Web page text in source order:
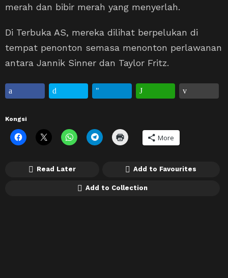
merah dan bibir merah yang menyerlah.
Di Terbuka AS, mereka dilihat berpelukan di
tempat penonton semasa menonton perlawanan
antara Jannik Sinner dan Taylor Fritz.
Kongsi
More
Read Later Add to Favourites
Add to Collection